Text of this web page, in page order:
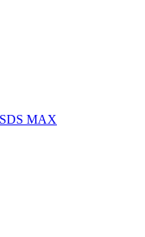
MAX